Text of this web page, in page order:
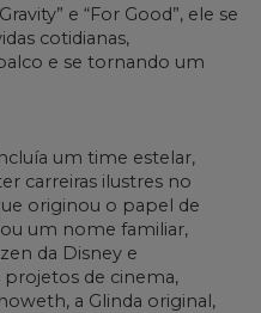
e “For Good”, ele se
cotidianas,
e se tornando um
um time estelar,
carreiras ilustres no
originou o papel de
um nome familiar,
da Disney e
de cinema,
a Glinda original,